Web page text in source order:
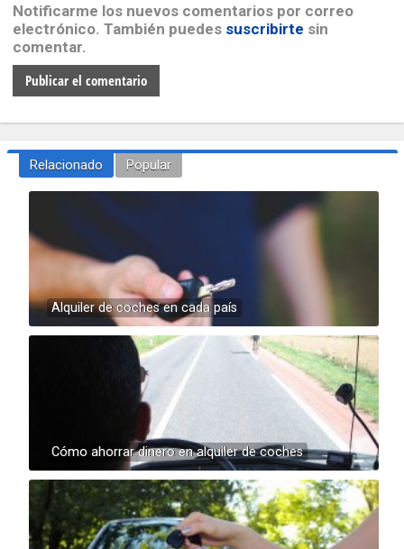
Notificarme los nuevos comentarios por correo
electrónico. También puedes suscribirte sin
comentar.
Relacionado Popular
Alquiler de coches en cada país
Cómo ahorrar dinero en alquiler de coches